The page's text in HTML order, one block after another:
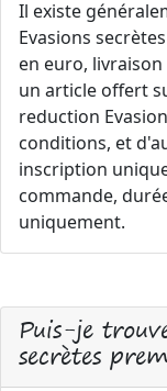
Il existe
Evasions
en euro,
un article offert
reduction
conditions, et
inscription
commande,
uniquement.
Puis-je
secrètes